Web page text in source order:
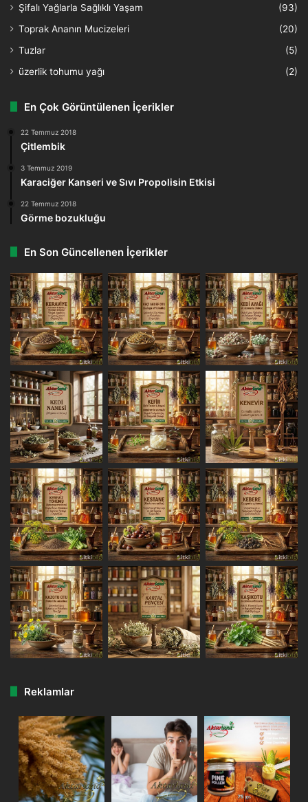
Şifalı Yağlarla Sağlıklı Yaşam
(93)
Toprak Ananın Mucizeleri
(20)
Tuzlar
(5)
üzerlik tohumu yağı
(2)
En Çok Görüntülenen İçerikler
22 Temmuz 2018
Çitlembik
3 Temmuz 2019
Karaciğer Kanseri ve Sıvı Propolisin Etkisi
22 Temmuz 2018
Görme bozukluğu
En Son Güncellenen İçerikler
Reklamlar